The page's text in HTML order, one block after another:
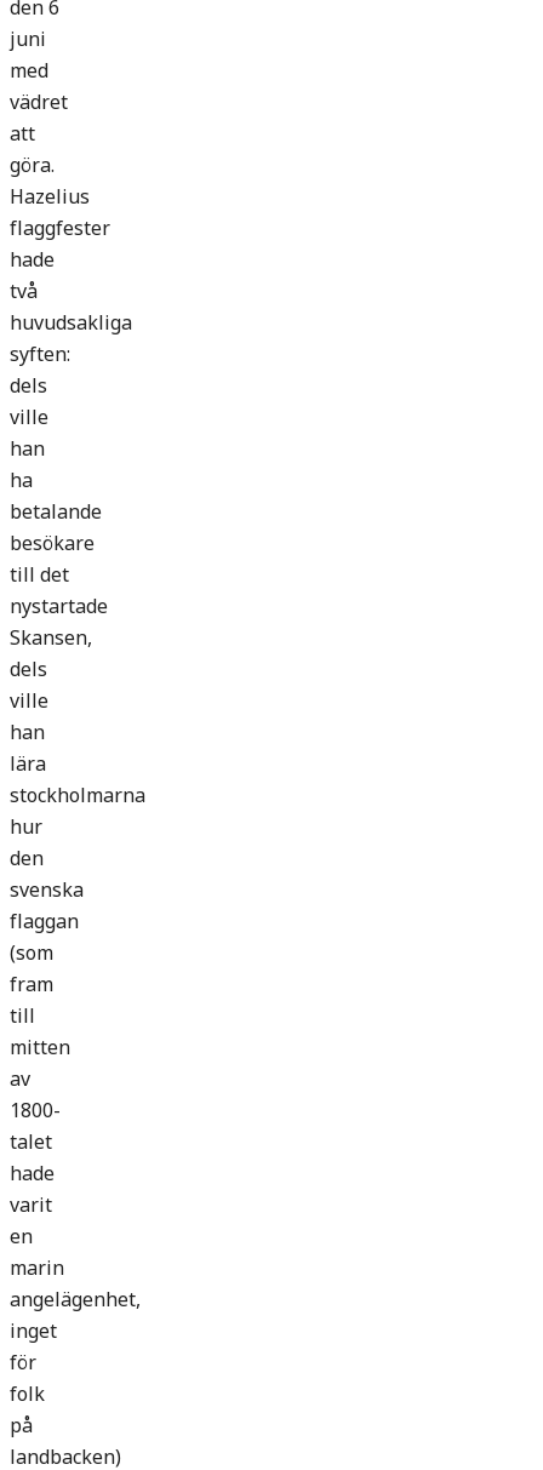
juni
med
vädret
att
göra.
Hazelius
flaggfester
hade
två
huvudsakliga
syften:
dels
ville
han
ha
betalande
besökare
till det
nystartade
Skansen,
dels
ville
han
lära
stockholmarna
hur
den
svenska
flaggan
(som
fram
till
mitten
av
1800-
talet
hade
varit
en
marin
angelägenhet,
inget
för
folk
på
landbacken)